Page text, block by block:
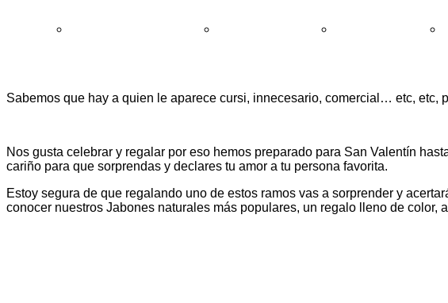
Sabemos que hay a quien le aparece cursi, innecesario, comercial… etc,
Nos gusta celebrar y regalar por eso hemos preparado para San Valentín
cariño para que sorprendas y declares tu amor a tu persona favorita.
Estoy segura de que regalando uno de estos ramos vas a sorprender y
conocer nuestros Jabones naturales más populares, un regalo lleno de color,